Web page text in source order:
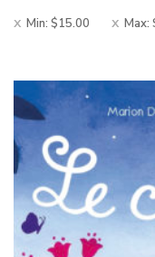
Min: $15.00 Max: